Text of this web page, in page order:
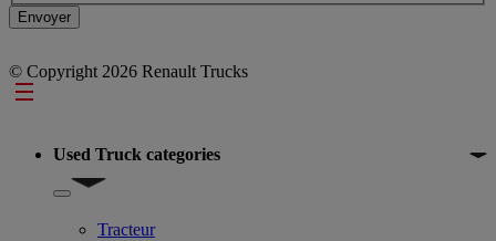
© Copyright 2026 Renault Trucks
Footer
Used Truck categories
Show submenu for Used Truck categories
Tracteur